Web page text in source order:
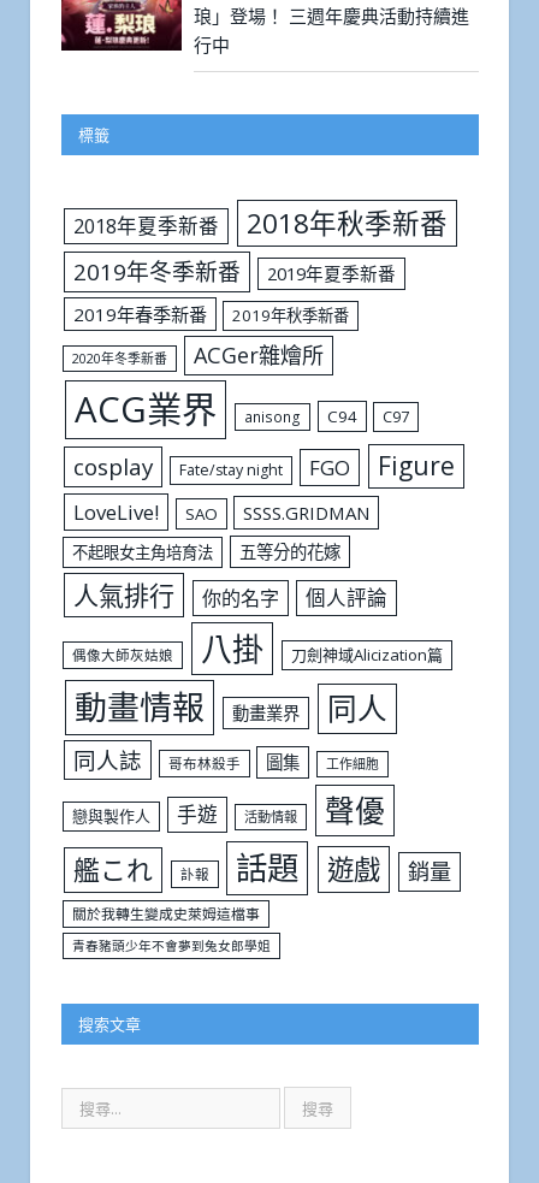
琅」登場！ 三週年慶典活動持續進
行中
標籤
2018年夏季新番 2018年秋季新番
2019年冬季新番
2019年夏季新番
2019年春季新番
2019年秋季新番
2020年冬季新番 ACGer雜燴所
ACG業界 anisong C94 C97
cosplay Fate/stay night FGO Figure
LoveLive! SAO SSSS.GRIDMAN
不起眼女主角培育法 五等分的花嫁
人氣排行 你的名字 個人評論
偶像大師灰姑娘 八掛 刀劍神域Alicization篇
動畫情報 動畫業界 同人
同人誌 哥布林殺手 圖集 工作細胞
戀與製作人 手遊 活動情報 聲優
艦これ 訃報 話題 遊戲 銷量
關於我轉生變成史萊姆這檔事
青春豬頭少年不會夢到兔女郎學姐
搜索文章